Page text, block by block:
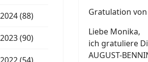
2024 (88)
2023 (90)
Gratulation
Liebe Monika,
ich gratuliere
AUGUST-